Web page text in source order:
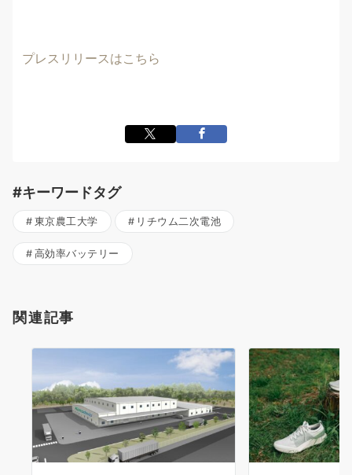
プレスリリースはこちら
#キーワードタグ
東京農工大学 リチウム二次電池
高効率バッテリー
関連記事